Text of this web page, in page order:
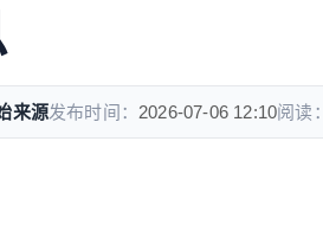
来源发布时间： 2026-07-06 12:10阅读：